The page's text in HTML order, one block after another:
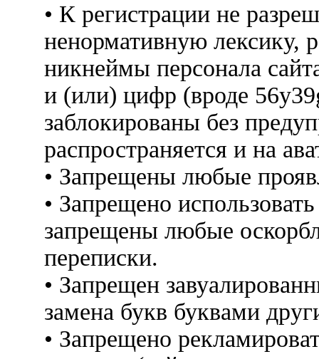
• К регистрации не
ненормативную лексику,
никнеймы персонала
и (или) цифр (вроде
заблокированы без
распространяется и на
• Запрещены любые
• Запрещено
запрещены любые
переписки.
• Запрещен
замена букв буквами
• Запрещено